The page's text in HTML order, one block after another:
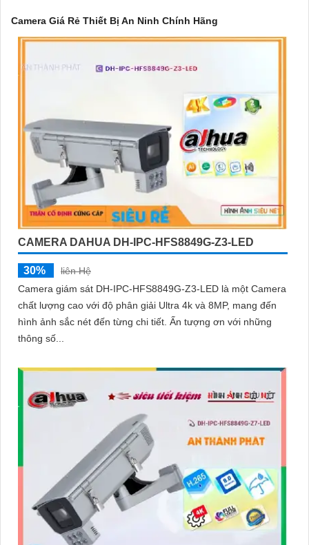
Nhớ kiểm tra kỹ thông số kỹ thuật cũng như nguồn gốc xuất xứ
của sản phẩm trước khi mua nhé để
Camera Giá Rẻ Thiết Bị An Ninh Chính Hãng
CAMERA DAHUA DH-IPC-HFS8849G-Z3-LED
30%
liên Hệ
Camera giám sát DH-IPC-HFS8849G-Z3-LED là một Camera
chất lượng cao với độ phân giải Ultra 4k và 8MP, mang đến
hình ảnh sắc nét đến từng chi tiết. Ấn tượng ơn với những
thông số...